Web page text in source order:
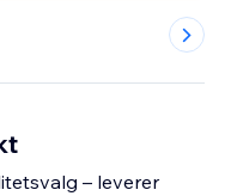
– leverer